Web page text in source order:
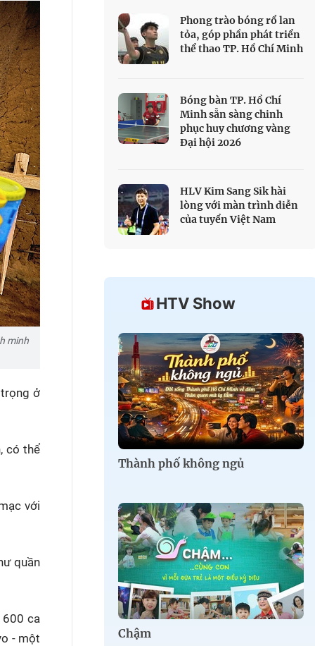
đua offroad
Games 33
minh
ở
có thể
với
quần
ca
- một
Phong trào bóng rổ lan
tỏa, góp phần phát triển
thể thao TP. Hồ Chí Minh
Bóng bàn TP. Hồ Chí
Minh sẵn sàng chinh
phục huy chương vàng
Đại hội 2026
HLV Kim Sang Sik hài
lòng với màn trình diễn
của tuyển Việt Nam
HTV Show
Thành phố không ngủ
Chậm